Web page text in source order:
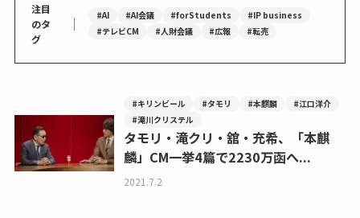
注目
のタ
グ
｜ #AI #AI会議 #forStudents
#IP business
#テレビCM
#人財会議 #広報 #転売
#キリンビール #タモリ #本麒麟
#江口洋介
#滝川クリステル
タモリ・滝クリ・舘・充希、「本麒
麟」CM一挙4篇で2230万函へ...
2021.7.2